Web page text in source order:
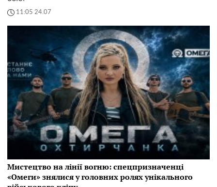
11:05 24.07
Мистецтво на лінії вогню: спецпризначенці
«Омеги» знялися у головних ролях унікального